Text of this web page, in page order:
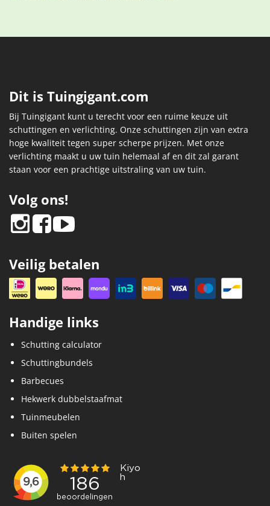
Dit is Tuingigant.com
Bij Tuingigant kunt u terecht voor een ruime keuze uit
schuttingen en verlichting. Onze schuttingen zijn van extra
hoge kwaliteit tegen super scherpe prijzen. Met onze
verlichting maakt u uw tuin helemaal af en dit zal garant
staan voor een prachtige uitstraling van uw tuin.
Volg ons!
Veilig betalen
Handige links
Schutting calculator
Schuttingbundels
Barbecues
Hekwerk dubbelstaafmat
Tuinmeubelen
Buiten spelen